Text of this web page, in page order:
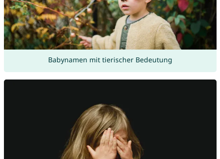
Babynamen mit tierischer Bedeutung